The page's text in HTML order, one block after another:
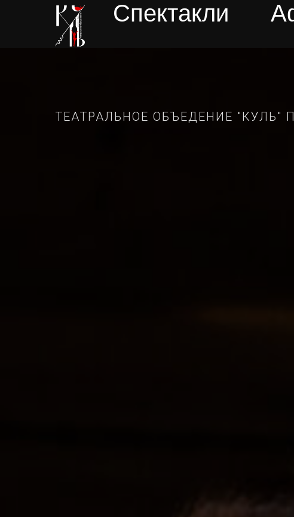
Спектакли
ТЕАТРАЛЬНОЕ ОБЪЕДЕНИЕ "КУЛЬ"